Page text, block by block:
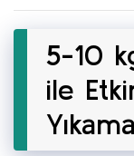
5-10
ile